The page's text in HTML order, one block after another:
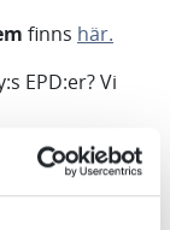
finns här.
EPD:er? Vi
vid